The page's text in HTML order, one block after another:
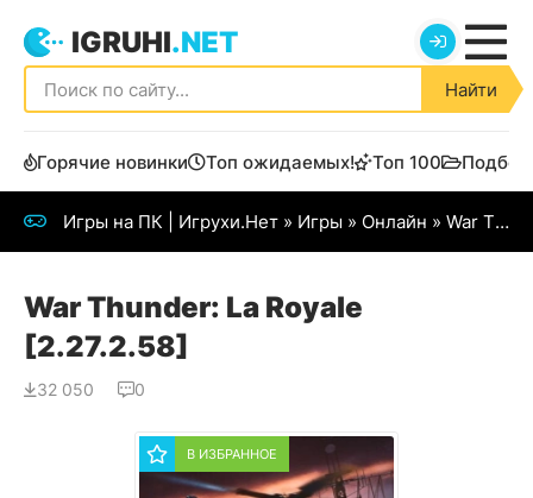
IGRUHI.NET
Найти
Горячие новинки Топ ожидаемых! Топ 100
Игры на ПК | Игрухи.Нет » Игры » Онлайн » War Thunder: Sons of Attila
War Thunder: La Royale
[2.27.2.58]
32 050 0
В ИЗБРАННОЕ